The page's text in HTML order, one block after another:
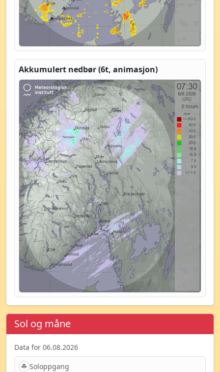
Akkumulert nedbør (6t, animasjon)
Sol og måne
Data for 06.08.2026
Soloppgang